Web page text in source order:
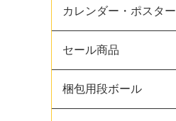
カレンダー・ポスター
セール商品
梱包用段ボール